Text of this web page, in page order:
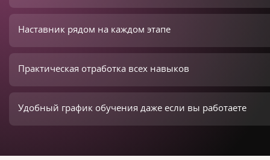
Наставник рядом на каждом этапе
Практическая отработка всех навыков
Удобный график обучения даже если вы работаете